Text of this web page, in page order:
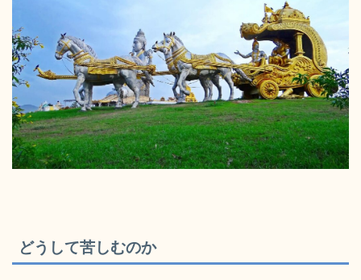
どうして苦しむのか